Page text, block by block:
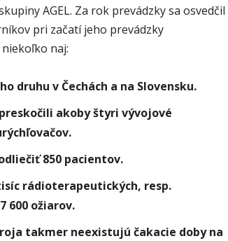
AGEL. Za rok prevádzky sa osvedčil
pri začatí jeho prevádzky
naj:
druhu v Čechách a na Slovensku.
akoby štyri vývojové
850 pacientov.
rádioterapeutických, resp.
600 ožiarov.
takmer neexistujú čakacie doby na